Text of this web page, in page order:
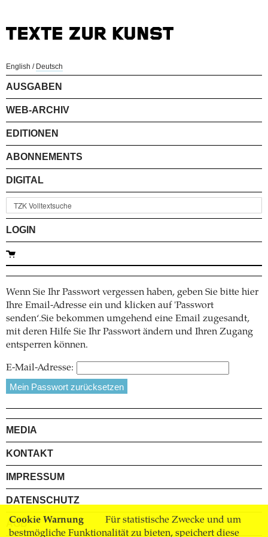
Cookie Warnung
Für statistische Zwecke und um
bestmögliche Funktionalität zu bieten, speichert diese
English / Deutsch
AUSGABEN
WEB-ARCHIV
EDITIONEN
ABONNEMENTS
DIGITAL
LOGIN
Wenn Sie Ihr Passwort vergessen haben, geben Sie bitte hier
Ihre Email-Adresse ein und klicken auf 'Passwort
senden‘.Sie bekommen umgehend eine Email zugesandt,
mit deren Hilfe Sie Ihr Passwort ändern und Ihren Zugang
entsperren können.
E-Mail-Adresse:
MEDIA
KONTAKT
IMPRESSUM
DATENSCHUTZ
AGB